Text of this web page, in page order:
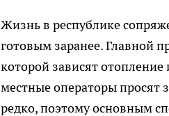
Жизнь в республике
готовым заранее. Главной
которой зависят
местные операторы просят
редко, поэтому основным